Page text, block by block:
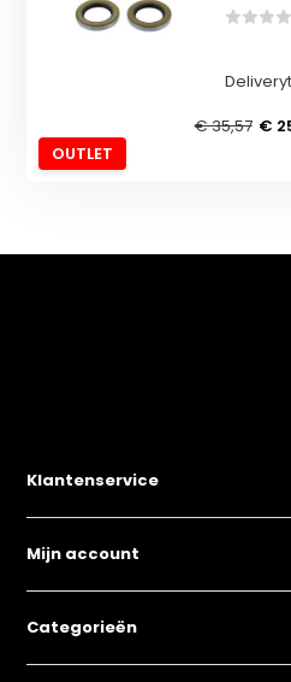
OUTLET
€ 35,57 €
Klantenservice
Mijn account
Categorieën